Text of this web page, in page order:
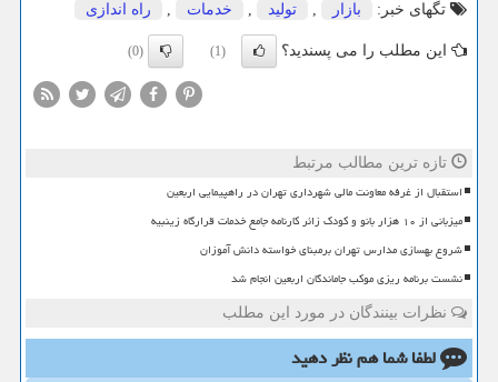
تگهای خبر:
بازار , تولید , خدمات , راه اندازی
این مطلب را می پسندید؟ (1)
(0)
تازه ترین مطالب مرتبط
استقبال از غرفه معاونت مالی شهرداری تهران در راهپیمایی اربعین
میزبانی از ۱۰ هزار بانو و کودک زائر کارنامه جامع خدمات قرارگاه زینبیه
شروع بهسازی مدارس تهران برمبنای خواسته دانش آموزان
نشست برنامه ریزی موکب جاماندگان اربعین انجام شد
نظرات بینندگان در مورد این مطلب
لطفا شما همنظر دهید